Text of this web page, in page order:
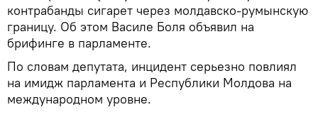
контрабанды сигарет через молдавско-румынскую
границу. Об этом Василе Боля объявил на
брифинге в парламенте.
По словам депутата, инцидент серьезно повлиял
на имидж парламента и Республики Молдова на
международном уровне.